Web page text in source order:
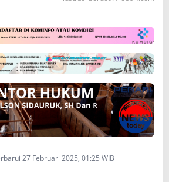
27 Februari 2025, 01:25 WIB